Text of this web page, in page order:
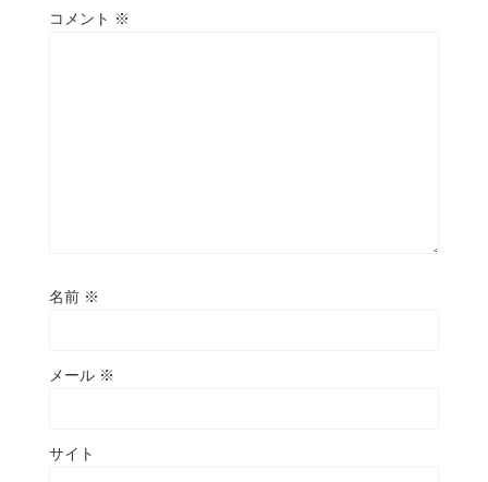
コメント ※
名前 ※
メール ※
サイト